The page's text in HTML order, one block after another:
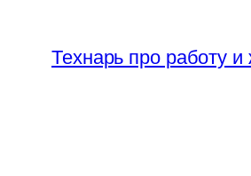
содержимому
Технарь про работу и